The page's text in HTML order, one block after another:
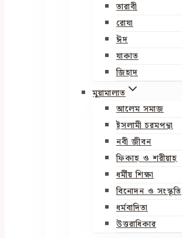
তারাবী
রোযা
ঈদ
যাকাত
জিহাদ
মুয়ামালাত
আলেম সমাজ
ইসলামী চরমপন্থা
নবী জীবন
ফিকাহ ও শরীয়াহ
ধর্মীয় শিক্ষা
বিনোদন ও সংস্কৃতি
ধর্মবাদিতা
উত্তরাধিকার